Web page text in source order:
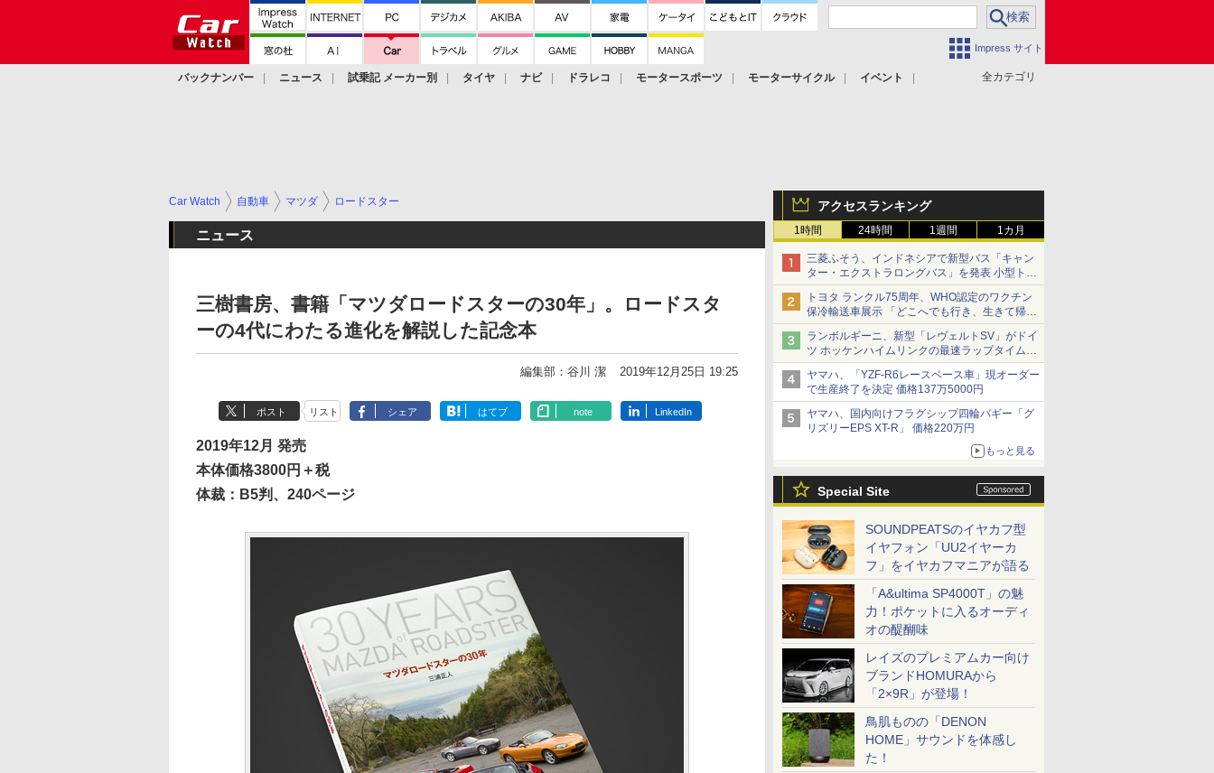
Impress サイト
全カテゴリ
バックナンバー ニュース 試乗記 メーカー別 タイヤ ナビ ドラレコ モータースポーツ モーターサイクル
イベント
アクセスランキング
1時間 24時間 1週間 1カ月
三菱ふそう、インドネシアで新型バス「キャン
ター・エクストラロングバス」を発表 小型トラ
ックベースの観光・旅客輸送向けバス
トヨタ ランクル75周年、WHO認定のワクチン
保冷輸送車展示 「どこへでも行き、生きて帰っ
てこられる」ランドクルーザーで命をつなぐ
ランボルギーニ、新型「レヴェルトSV」がドイ
ツ ホッケンハイムリンクの最速ラップタイムを
記録
ヤマハ、「YZF-R6レースベース車」現オーダー
で生産終了を決定 価格137万5000円
ヤマハ、国内向けフラグシップ四輪バギー「グ
リズリーEPS XT-R」 価格220万円
もっと見る
Special Site
SOUNDPEATSのイヤカフ型
イヤフォン「UU2イヤーカ
フ」をイヤカフマニアが語る
「A&ultima SP4000T」の魅
力！ポケットに入るオーディ
オの醍醐味
レイズのプレミアムカー向け
ブランドHOMURAから
「2×9R」が登場！
鳥肌ものの「DENON
HOME」サウンドを体感し
た！
Car Watch 自動車 マツダ ロードスター
ニュース
三樹書房、書籍「マツダロードスターの30年」。ロードスタ
ーの4代にわたる進化を解説した記念本
編集部：谷川 潔 2019年12月25日 19:25
ポスト リスト シェア はてブ note LinkedIn
2019年12月 発売
本体価格3800円＋税
体裁：B5判、240ページ